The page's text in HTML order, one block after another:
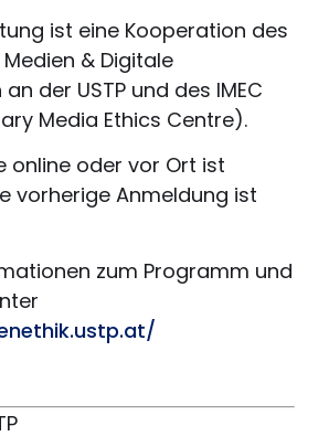
ist eine Kooperation des
& Digitale
der USTP und des IMEC
Media Ethics Centre).
online oder vor Ort ist
vorherige Anmeldung ist
zum Programm und